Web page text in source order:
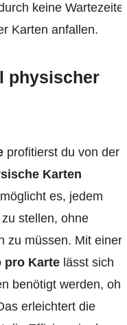
keine
Karten anfallen.
physischer
profitierst du von der
Karten
es, jedem
stellen, ohne
zu müssen. Mit einer
pro Kartelässt sich
benötigt werden,
erleichtert die